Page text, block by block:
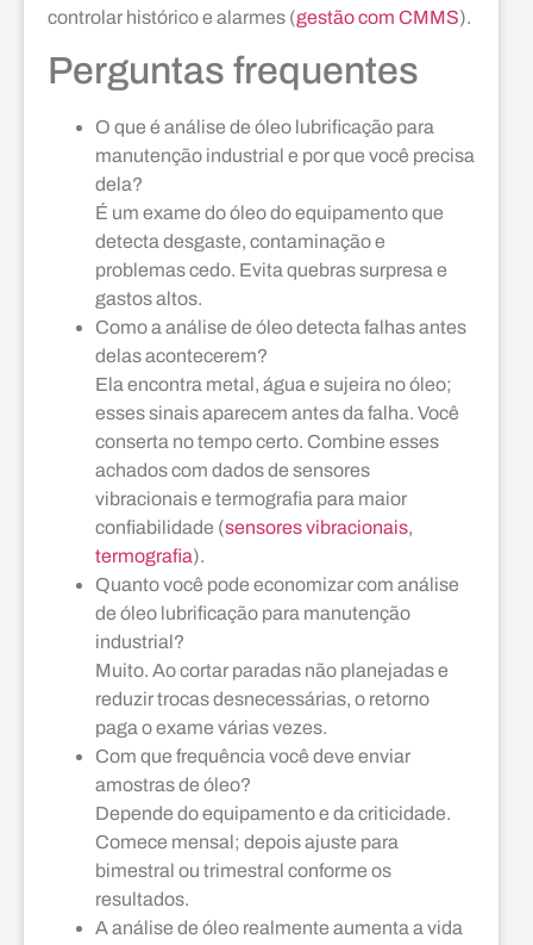
controlar histórico e alarmes (gestão com CMMS).
Perguntas frequentes
O que é análise de óleo lubrificação para
manutenção industrial e por que você precisa
dela?
É um exame do óleo do equipamento que
detecta desgaste, contaminação e
problemas cedo. Evita quebras surpresa e
gastos altos.
Como a análise de óleo detecta falhas antes
delas acontecerem?
Ela encontra metal, água e sujeira no óleo;
esses sinais aparecem antes da falha. Você
conserta no tempo certo. Combine esses
achados com dados de sensores
vibracionais e termografia para maior
confiabilidade (sensores vibracionais,
termografia).
Quanto você pode economizar com análise
de óleo lubrificação para manutenção
industrial?
Muito. Ao cortar paradas não planejadas e
reduzir trocas desnecessárias, o retorno
paga o exame várias vezes.
Com que frequência você deve enviar
amostras de óleo?
Depende do equipamento e da criticidade.
Comece mensal; depois ajuste para
bimestral ou trimestral conforme os
resultados.
A análise de óleo realmente aumenta a vida